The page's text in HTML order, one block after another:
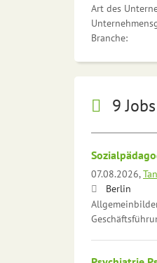
Art des
Branche:
9
07.08.2026,
Berlin